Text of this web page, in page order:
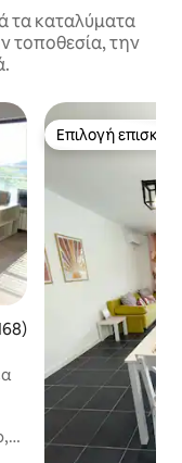
τα καταλύματα
τοποθεσία, την
4,93 στα 5,
Επιλογή
Επιλογή